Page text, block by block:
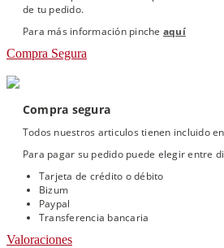
de tu pedido.
Para más información pinche aquí
Compra Segura
Compra segura
Todos nuestros articulos tienen incluido
Para pagar su pedido puede elegir entre
Tarjeta de crédito o débito
Bizum
Paypal
Transferencia bancaria
Valoraciones